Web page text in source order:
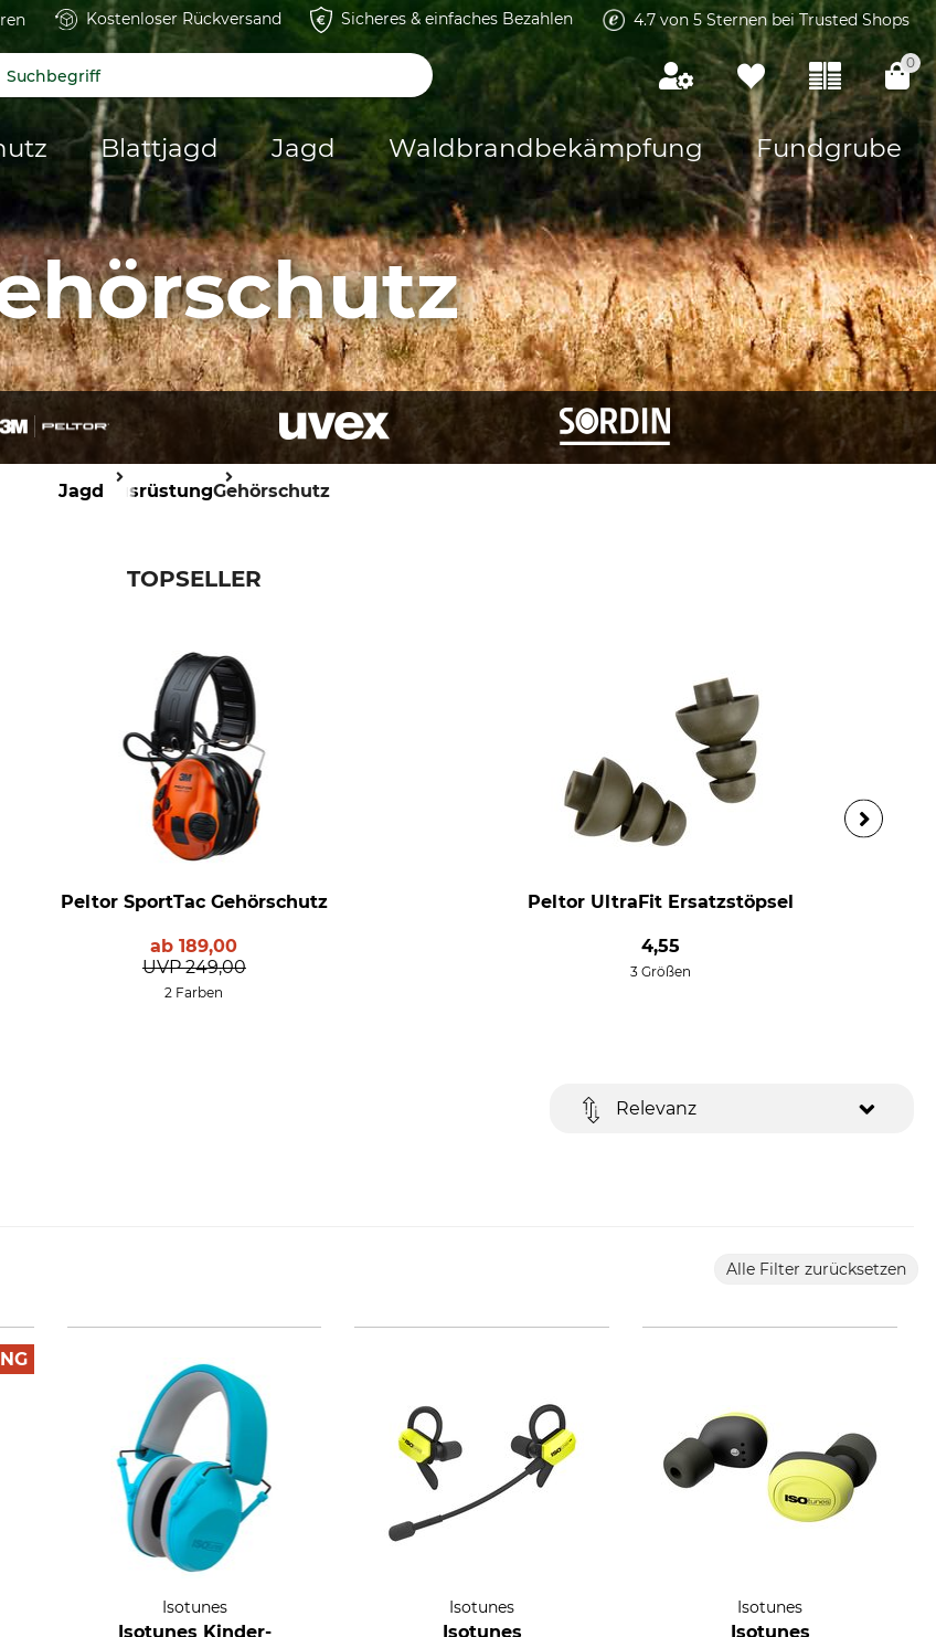
Kostenloser Rückversand Sicheres & einfaches Bezahlen 4.7 von 5 Sternen bei Trusted Shops
0
Blattjagd Jagd Waldbrandbekämpfung Fundgrube
Jagd AusrüstungGehörschutz
TOPSELLER
Peltor SportTac Gehörschutz
ab189,00
UVP 249,00
2 Farben
Peltor UltraFit Ersatzstöpsel
4,55
3 Größen
Relevanz
Alle Filter zurücksetzen
Isotunes
Isotunes Kinder-
Isotunes
Isotunes
Isotunes
Isotunes